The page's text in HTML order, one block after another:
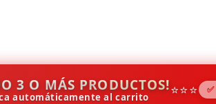
3 O MÁS PRODUCTOS!
automáticamente al carrito ⭐⭐⭐